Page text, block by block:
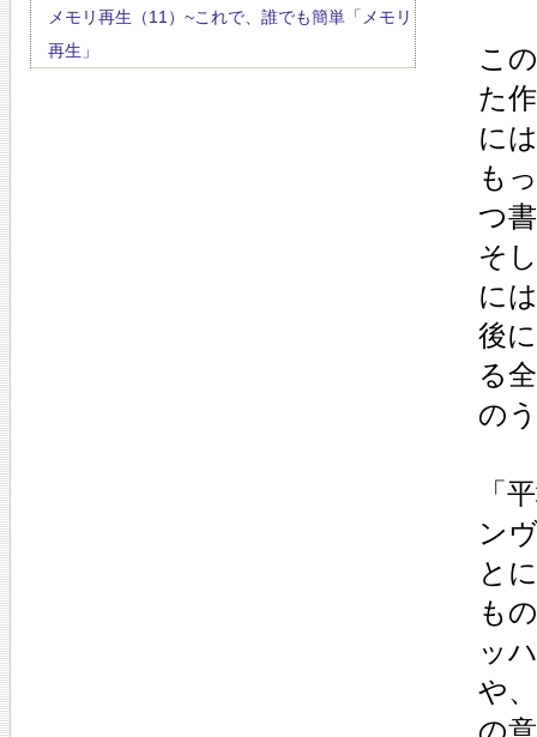
メモリ再生（11）~これで、誰でも簡単「メモリ
再生」
こ
た
に
も
つ
そ
に
後
る
の
「
ン
と
も
ッ
や
の